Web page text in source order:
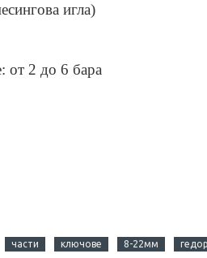
игла)
от 2 до 6 бара
части ключове 8-22мм